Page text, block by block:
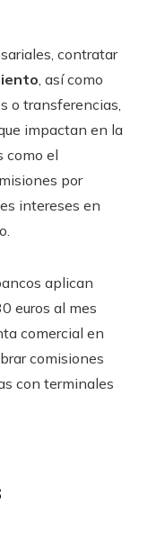
contratar
, así como
o transferencias,
impactan en la
como el
por
intereses en
aplican
euros al mes
comercial en
comisiones
con terminales